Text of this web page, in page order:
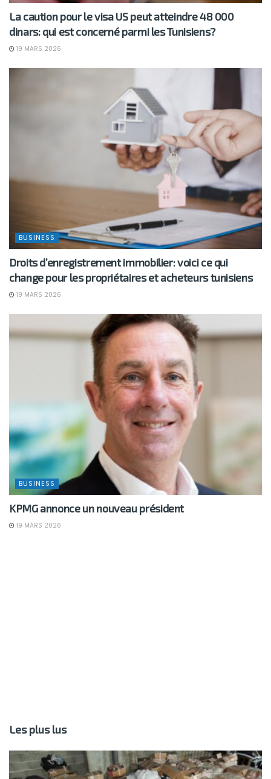
La caution pour le visa US peut atteindre 48 000
dinars: qui est concerné parmi les Tunisiens?
19 MARS 2026
BUSINESS
Droits d’enregistrement immobilier: voici ce qui
change pour les propriétaires et acheteurs tunisiens
19 MARS 2026
BUSINESS
KPMG annonce un nouveau président
19 MARS 2026
Les plus lus